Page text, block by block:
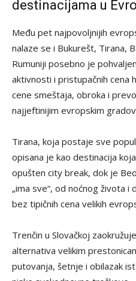
destinacijama u
Među pet najpovoljnijih
nalaze se i Bukurešt, Tirana,
Rumuniji posebno je
aktivnosti i pristupačnih cena
cene smeštaja, obroka i
najjeftinijim evropskim
Tirana, koja postaje sve
opisana je kao destinacija
opušten city break, dok je
„ima sve“, od noćnog života
bez tipičnih cena velikih
Trenčin u Slovačkoj
alternativa velikim
putovanja, šetnje i obilazak